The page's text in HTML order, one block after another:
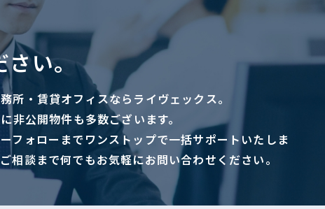
い。
所・賃貸オフィスならライヴェックス。
公開物件も多数ございます。
フォローまでワンストップで一括サポートいたしま
談まで何でもお気軽にお問い合わせください。